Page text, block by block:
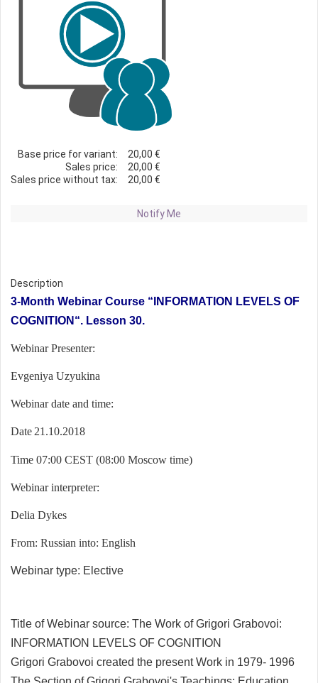
Base price for variant:
20,00 €
Sales price:
20,00 €
Sales price without tax:
20,00 €
Notify Me
Description
3-Month Webinar Course “ INFORMATION LEVELS OF
COGNITION“. Lesson 30.
Webinar Presenter:
Evgeniya Uzyukina
Webinar date and time:
Date 21.10.2018
Time 07:00 CEST (08:00 Moscow time)
Webinar interpreter:
Delia Dykes
From: Russian into: English
Webinar type: Elective
Title of Webinar source: The Work of Grigori Grabovoi:
INFORMATION LEVELS OF COGNITION
Grigori Grabovoi created the present Work in 1979- 1996